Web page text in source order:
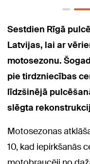
Sestdien Rīgā
Latvijas, lai ar
motosezonu.
pie tirdzniecības
līdzšinējā
slēgta
Motosezonas
10, kad iepirkšanās